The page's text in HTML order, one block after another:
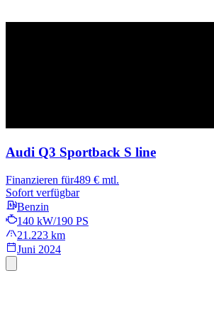
Audi Q3 Sportback S line
Finanzieren für489 € mtl.
Sofort verfügbar
Benzin
140 kW/190 PS
21.223 km
Juni 2024